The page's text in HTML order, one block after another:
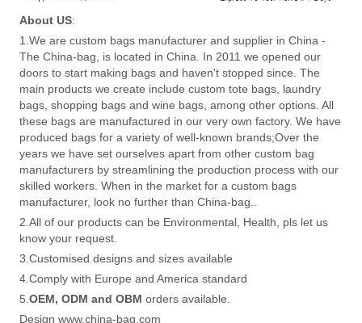
About US:
1.We are custom bags manufacturer and supplier in China -
The China-bag, is located in China. In 2011 we opened our
doors to start making bags and haven't stopped since. The
main products we create include custom tote bags, laundry
bags, shopping bags and wine bags, among other options. All
these bags are manufactured in our very own factory. We have
produced bags for a variety of well-known brands;Over the
years we have set ourselves apart from other custom bag
manufacturers by streamlining the production process with our
skilled workers. When in the market for a custom bags
manufacturer, look no further than China-bag..
2.All of our products can be Environmental, Health, pls let us
know your request.
3.Customised designs and sizes available
4.Comply with Europe and America standard
5. OEM, ODM and OBM orders available.
Design www.china-bag.com